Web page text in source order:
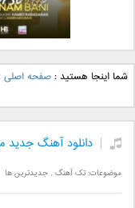
دانلود آهنگ
بانی بنام شما اینجا هستید :صفحه اصلی
دانلود آهنگ جدید
موضوعات:تک آهنگ ,جدیدترین ها